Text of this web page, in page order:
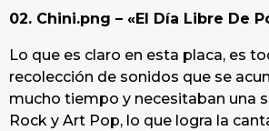
02. Chini.png – «El Día Libre De
Lo que es claro en esta placa, es
recolección de sonidos que se
mucho tiempo y necesitaban una
Rock y Art Pop, lo que logra la